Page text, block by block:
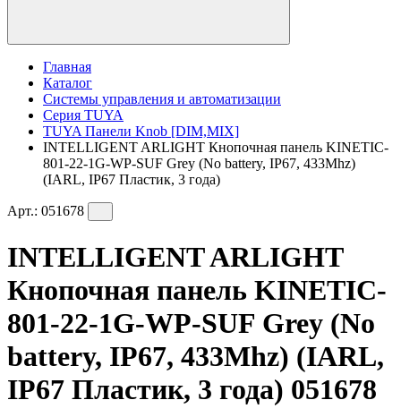
Главная
Каталог
Системы управления и автоматизации
Серия TUYA
TUYA Панели Knob [DIM,MIX]
INTELLIGENT ARLIGHT Кнопочная панель KINETIC-
801-22-1G-WP-SUF Grey (No battery, IP67, 433Mhz)
(IARL, IP67 Пластик, 3 года)
Арт.: 051678
INTELLIGENT ARLIGHT
Кнопочная панель KINETIC-
801-22-1G-WP-SUF Grey (No
battery, IP67, 433Mhz) (IARL,
IP67 Пластик, 3 года) 051678